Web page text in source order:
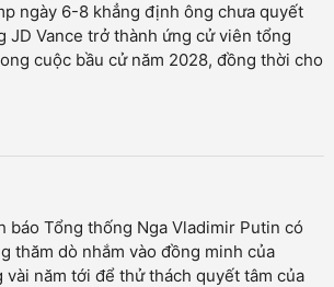
ngày 6-8 khẳng định ông chưa quyết
JD Vance trở thành ứng cử viên tổng
cuộc bầu cử năm 2028, đồng thời cho
báo Tổng thống Nga Vladimir Putin có
thăm dò nhắm vào đồng minh của
năm tới để thử thách quyết tâm của